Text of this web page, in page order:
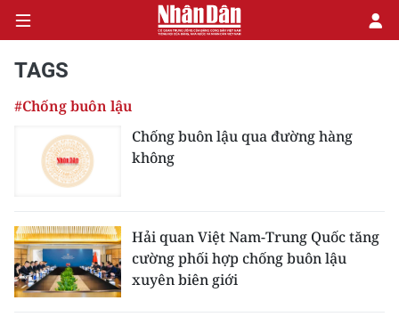
KINH TẾ
XÃ HỘI
PHÁP LUẬT
TAGS
#Chống buôn lậu
Chống buôn lậu qua đường hàng
không
Hải quan Việt Nam-Trung Quốc tăng
cường phối hợp chống buôn lậu
xuyên biên giới